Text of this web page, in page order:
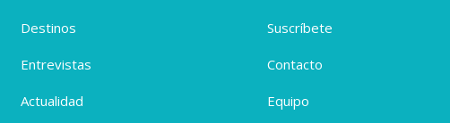
Destinos
Entrevistas
Actualidad
Suscríbete
Contacto
Equipo